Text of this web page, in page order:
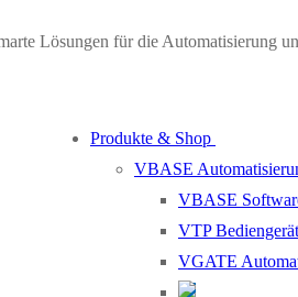
Lösungen für die Automatisierung
Produkte & Shop
VBASE
VBASE
VTP
VGATE